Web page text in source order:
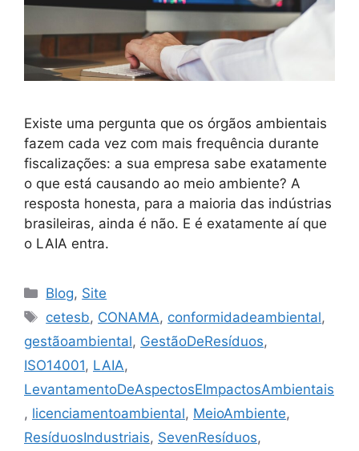
Existe uma pergunta que os órgãos ambientais
fazem cada vez com mais frequência durante
fiscalizações: a sua empresa sabe exatamente
o que está causando ao meio ambiente? A
resposta honesta, para a maioria das indústrias
brasileiras, ainda é não. E é exatamente aí que
o LAIA entra.
Blog, Site
cetesb, CONAMA, conformidadeambiental,
gestãoambiental, GestãoDeResíduos,
ISO14001, LAIA,
LevantamentoDeAspectosEImpactosAmbientais
, licenciamentoambiental, MeioAmbiente,
ResíduosIndustriais, SevenResíduos,